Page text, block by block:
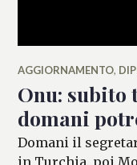
AGGIORNAMENTO,
Onu: subito
domani
Domani il
in Turchia, poi